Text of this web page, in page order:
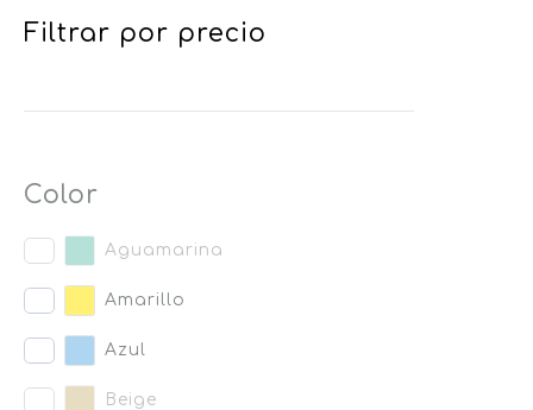
Filtrar por precio
Color
Aguamarina
Amarillo
Azul
Beige